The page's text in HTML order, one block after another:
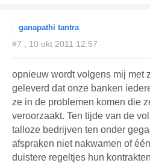
ganapathi tantra
#7 , 10 okt 2011 12:57
opnieuw wordt volgens mij met
geleverd dat onze banken
ze in de problemen komen die
veroorzaakt. Ten tijde van de
talloze bedrijven ten onder
afspraken niet nakwamen of
duistere regeltjes hun